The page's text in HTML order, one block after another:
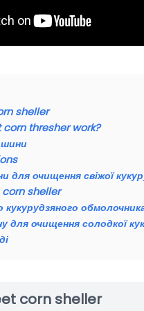
sheller
thresher work?
для очищення свіжої
sheller
кукурудзяного
очищення солодкої
corn sheller